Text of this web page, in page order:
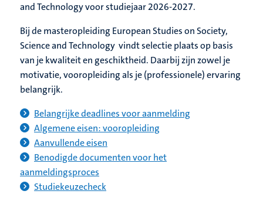
and Technology voor studiejaar 2026-2027.
Bij de masteropleiding European Studies on Society,
Science and Technology vindt selectie plaats op basis
van je kwaliteit en geschiktheid. Daarbij zijn zowel je
motivatie, vooropleiding als je (professionele) ervaring
belangrijk.
Belangrijke deadlines voor aanmelding
Algemene eisen: vooropleiding
Aanvullende eisen
Benodigde documenten voor het
aanmeldingsproces
Studiekeuzecheck